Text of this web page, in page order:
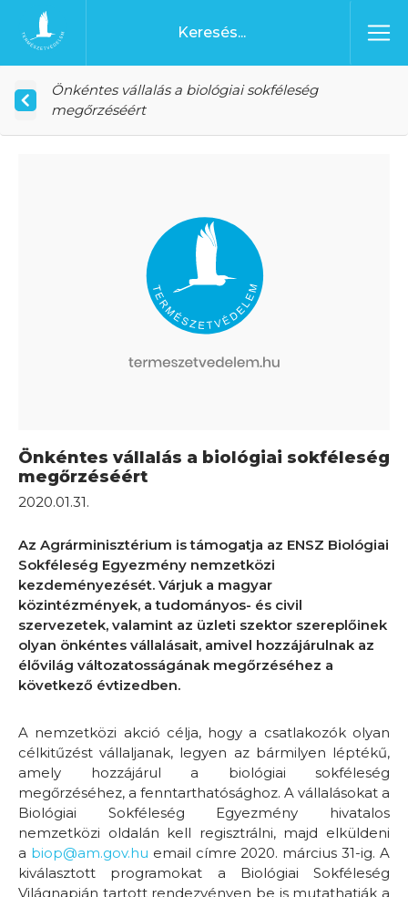
Ugrás a tartalomhoz
Főoldal
Önkéntes vállalás a biológiai sokféleség
megőrzéséért
Önkéntes vállalás a biológiai sokféleség
megőrzéséért
2020.01.31.
Az Agrárminisztérium is támogatja az ENSZ Biológiai
Sokféleség Egyezmény nemzetközi
kezdeményezését. Várjuk a magyar
közintézmények, a tudományos- és civil
szervezetek, valamint az üzleti szektor szereplőinek
olyan önkéntes vállalásait, amivel hozzájárulnak az
élővilág változatosságának megőrzéséhez a
következő évtizedben.
A nemzetközi akció célja, hogy a csatlakozók olyan
célkitűzést vállaljanak, legyen az bármilyen léptékű,
amely hozzájárul a biológiai sokféleség
megőrzéséhez, a fenntarthatósághoz. A vállalásokat a
Biológiai Sokféleség Egyezmény hivatalos
nemzetközi oldalán kell regisztrálni, majd elküldeni
a biop@am.gov.hu email címre 2020. március 31-ig. A
kiválasztott programokat a Biológiai Sokféleség
Világnapján tartott rendezvényen be is mutathatják a